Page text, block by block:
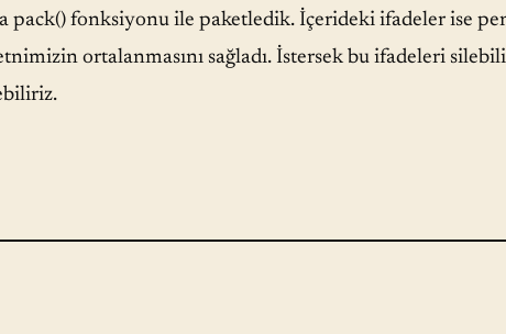
pack() fonksiyonu ile paketledik. İçerideki ifadeler ise
ortalanmasını sağladı. İstersek bu ifadeleri